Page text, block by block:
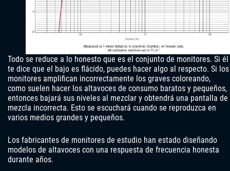
Todo se reduce a lo honesto que es el conjunto de monitores. Si él
te dice que el bajo es flácido, puedes hacer algo al respecto. Si los
monitores amplifican incorrectamente los graves coloreando,
como suelen hacer los altavoces de consumo baratos y pequeños,
entonces bajará sus niveles al mezclar y obtendrá una pantalla de
mezcla incorrecta. Esto se escuchará cuando se reproduzca en
varios medios grandes y pequeños.
Los fabricantes de monitores de estudio han estado diseñando
modelos de altavoces con una respuesta de frecuencia honesta
durante años.